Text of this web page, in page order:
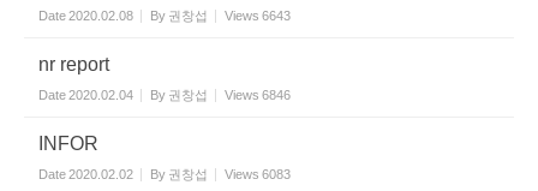
Date2020.02.08 By 권창섭 Views 6643
nr report
Date2020.02.04 By 권창섭 Views 6846
INFOR
Date2020.02.02 By 권창섭 Views 6083